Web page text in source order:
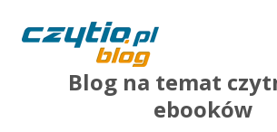
Blog na temat
ebooków